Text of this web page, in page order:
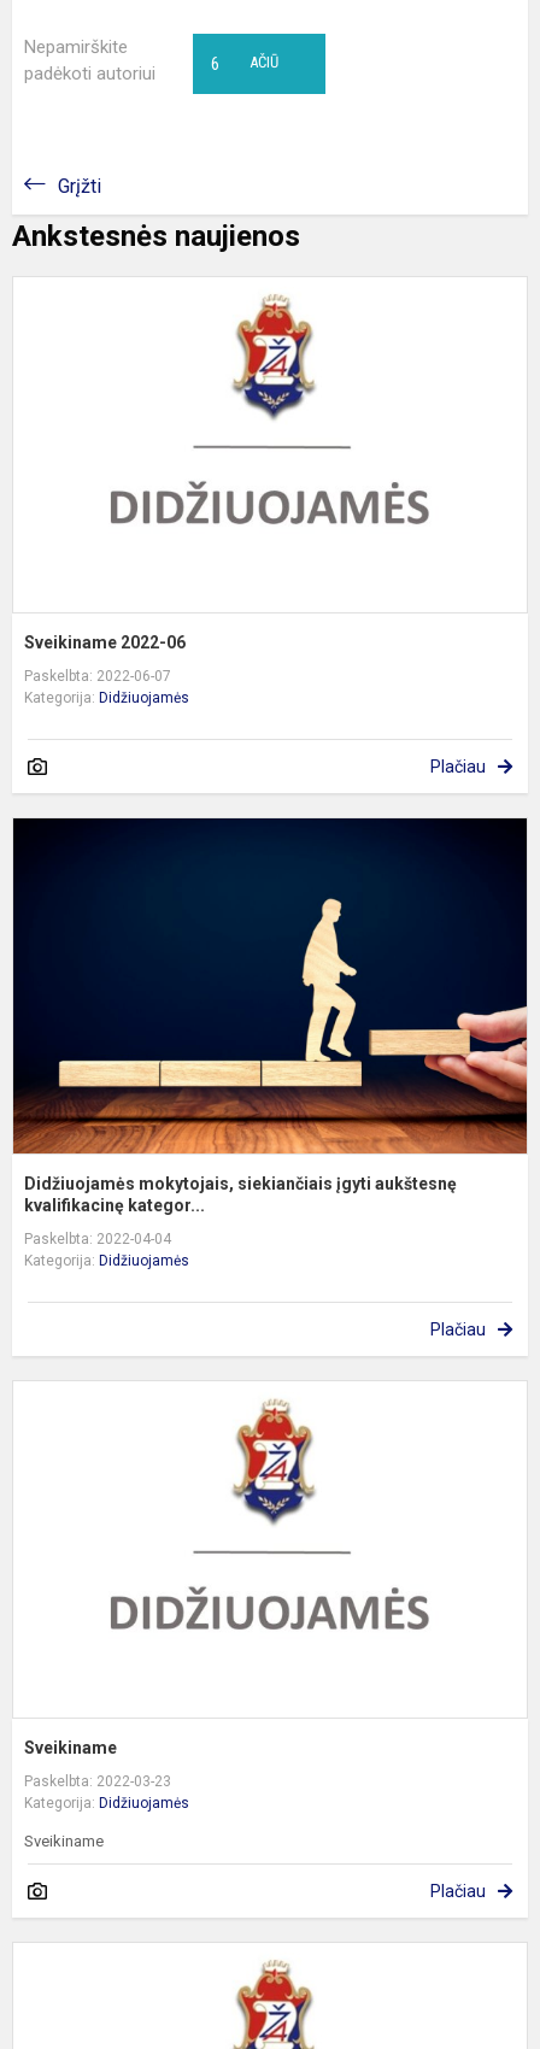
Nepamirškite
padėkoti autoriui
AČIŪ
6
Grįžti
Ankstesnės naujienos
Sveikiname 2022-06
Paskelbta: 2022-06-07
Kategorija: Didžiuojamės
Plačiau
Didžiuojamės mokytojais, siekiančiais įgyti aukštesnę
kvalifikacinę kategor...
Paskelbta: 2022-04-04
Kategorija: Didžiuojamės
Plačiau
Sveikiname
Paskelbta: 2022-03-23
Kategorija: Didžiuojamės
Sveikiname
Plačiau